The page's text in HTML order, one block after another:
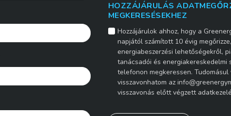
HOZZÁJÁRULÁS
MEGKERESÉSEKHEZ
Hozzájárulok ahhoz, hogy a
napjától számított 10 évig
energiabeszerzési lehetőségekről,
tanácsadói és
telefonon megkeressen.
visszavonhatom az
visszavonás előtt végzett